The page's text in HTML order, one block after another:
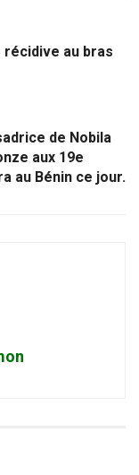
récidive au bras
de Nobila
aux 19e
au Bénin ce jour.